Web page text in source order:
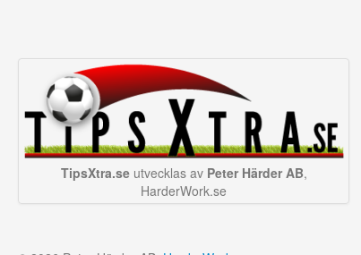
TipsXtra.seutvecklas av Peter Härder AB,
HarderWork.se